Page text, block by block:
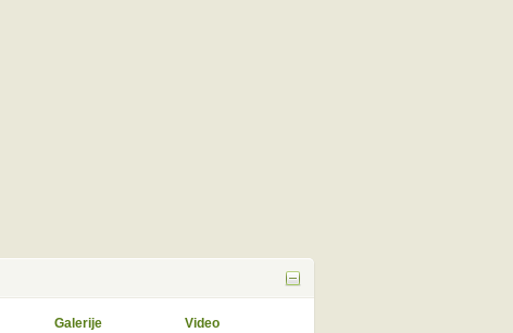
Galerije Video